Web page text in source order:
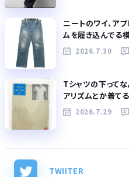
ニートのワイ、ア
ムを履き込んでる
2026.7.30
Tシャツの下って
アリズムとか着て
2026.7.29
TWIITER